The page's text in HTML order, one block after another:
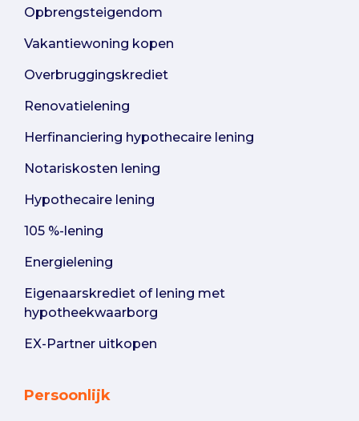
Opbrengsteigendom
Vakantiewoning kopen
Overbruggingskrediet
Renovatielening
Herfinanciering hypothecaire lening
Notariskosten lening
Hypothecaire lening
105 %-lening
Energielening
Eigenaarskrediet of lening met
hypotheekwaarborg
EX-Partner uitkopen
Persoonlijk